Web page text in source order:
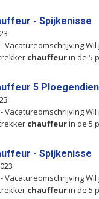
- Spijkenisse
Vacatureomschrijving
chauffeurin de 5
5
Vacatureomschrijving
chauffeurin de 5
- Spijkenisse
Vacatureomschrijving
chauffeurin de 5